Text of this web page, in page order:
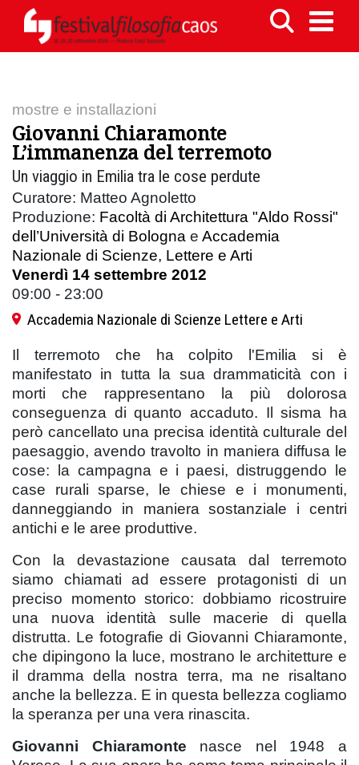
mostre e installazioni
Giovanni Chiaramonte
L’immanenza del terremoto
Un viaggio in Emilia tra le cose perdute
Curatore: Matteo Agnoletto
Produzione: Facoltà di Architettura "Aldo Rossi"
dell’Università di Bologna e Accademia
Nazionale di Scienze, Lettere e Arti
Venerdì 14 settembre 2012
09:00 - 23:00
Accademia Nazionale di Scienze Lettere e Arti
Il terremoto che ha colpito l'Emilia si è
manifestato in tutta la sua drammaticità con i
morti che rappresentano la più dolorosa
conseguenza di quanto accaduto. Il sisma ha
però cancellato una precisa identità culturale del
paesaggio, avendo travolto in maniera diffusa le
cose: la campagna e i paesi, distruggendo le
case rurali sparse, le chiese e i monumenti,
danneggiando in maniera sostanziale i centri
antichi e le aree produttive.
Con la devastazione causata dal terremoto
siamo chiamati ad essere protagonisti di un
preciso momento storico: dobbiamo ricostruire
una nuova identità sulle macerie di quella
distrutta. Le fotografie di Giovanni Chiaramonte,
che dipingono la luce, mostrano le architetture e
il dramma della nostra terra, ma ne risaltano
anche la bellezza. E in questa bellezza cogliamo
la speranza per una vera rinascita.
Giovanni Chiaramonte nasce nel 1948 a